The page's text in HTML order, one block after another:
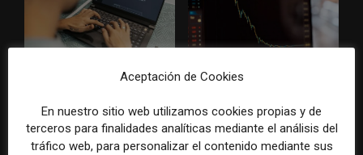
Veinte ejemplos de uso de la
y negocios periodísticos
La bolsa ha borrado hasta el
grandes grupos de prensa
tradicionales
Aceptación de Cookies
En nuestro sitio web utilizamos cookies propias y de
terceros para finalidades analíticas mediante el análisis del
tráfico web, para personalizar el contenido mediante sus